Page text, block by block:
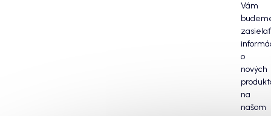
Vám
zasielať
o
nových
na
našom